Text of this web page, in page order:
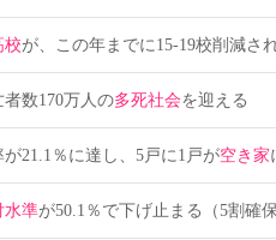
校が、この年までに15-19校削減さ
数170万人の多死社会を迎える
が21.1％に達し、5戸に1戸が空き家
水準が50.1％で下げ止まる（5割確